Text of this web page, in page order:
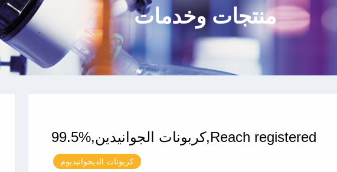
منتجات وخدمات
كربونات الجوانيدين,%99.5,Reach registered
كربونات الديجوانيديوم